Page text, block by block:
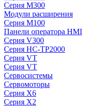
Серия M300
Модули расширения
Серия M100
Панели оператора HMI
Серия V300
Серия HC-TP2000
Серия VT
Серия VT
Сервосистемы
Сервомоторы
Серия X6
Серия X2